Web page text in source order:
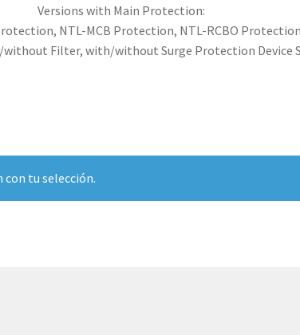
Versions with Main Protection:
NTL-MCB Protection, NTL-RCBO Protection
Filter, with/without Surge Protection Device
con tu selección.